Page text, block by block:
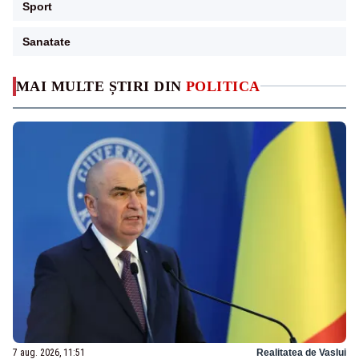
MAI MULTE ȘTIRI DIN POLITICA
7 aug. 2026, 11:51 Realitatea de Vaslui
Sport
Sanatate